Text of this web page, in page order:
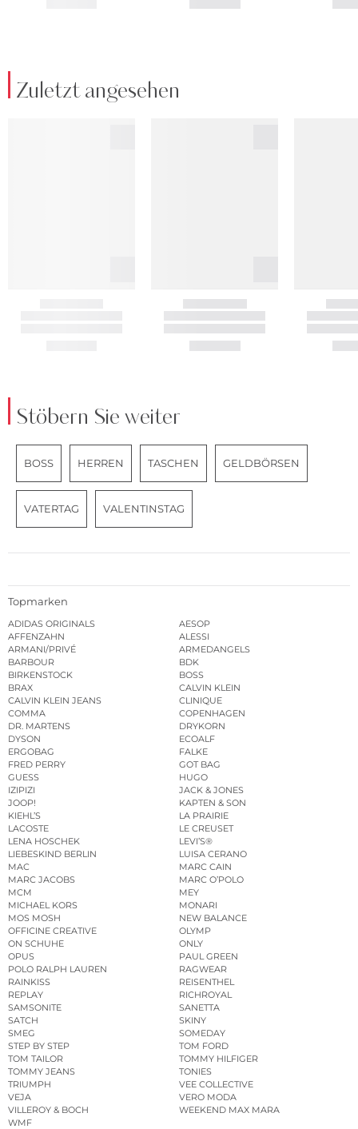
Zuletzt angesehen
Stöbern Sie weiter
BOSS HERREN TASCHEN GELDBÖRSEN
VATERTAG VALENTINSTAG
Topmarken
ADIDAS ORIGINALS
AESOP
AFFENZAHN
ALESSI
ARMANI/PRIVÉ
ARMEDANGELS
BARBOUR
BDK
BIRKENSTOCK
BOSS
BRAX
CALVIN KLEIN
CALVIN KLEIN JEANS
CLINIQUE
COMMA
COPENHAGEN
DR. MARTENS
DRYKORN
DYSON
ECOALF
ERGOBAG
FALKE
FRED PERRY
GOT BAG
GUESS
HUGO
IZIPIZI
JACK & JONES
JOOP!
KAPTEN & SON
KIEHL’S
LA PRAIRIE
LACOSTE
LE CREUSET
LENA HOSCHEK
LEVI’S®
LIEBESKIND BERLIN
LUISA CERANO
MAC
MARC CAIN
MARC JACOBS
MARC O’POLO
MCM
MEY
MICHAEL KORS
MONARI
MOS MOSH
NEW BALANCE
OFFICINE CREATIVE
OLYMP
ON SCHUHE
ONLY
OPUS
PAUL GREEN
POLO RALPH LAUREN
RAGWEAR
RAINKISS
REISENTHEL
REPLAY
RICHROYAL
SAMSONITE
SANETTA
SATCH
SKINY
SMEG
SOMEDAY
STEP BY STEP
TOM FORD
TOM TAILOR
TOMMY HILFIGER
TOMMY JEANS
TONIES
TRIUMPH
VEE COLLECTIVE
VEJA
VERO MODA
VILLEROY & BOCH
WEEKEND MAX MARA
WMF